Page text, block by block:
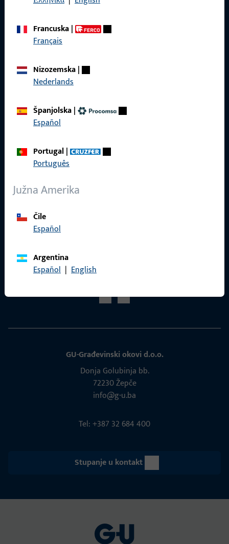
Francuska|
Français
Nizozemska|
Nederlands
Španjolska|
Español
Portugal|
Português
Južna Amerika
Čile
Español
Argentina
Español | English
O nama
Kontakt
Društveni mediji
GU-Građevinski okovi d.o.o.
Donja Golubinja bb.
72230 Žepče
info@g-u.ba
Tel: +387 32 684 400
Stupanje u kontakt